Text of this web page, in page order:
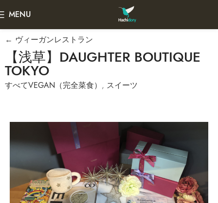
MENU
← ヴィーガンレストラン
【浅草】DAUGHTER BOUTIQUE
TOKYO
すべてVEGAN（完全菜食） , スイーツ